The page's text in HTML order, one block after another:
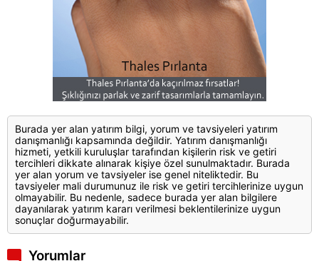
Burada yer alan yatırım bilgi, yorum ve tavsiyeleri yatırım
danışmanlığı kapsamında değildir. Yatırım danışmanlığı
hizmeti, yetkili kuruluşlar tarafından kişilerin risk ve getiri
tercihleri dikkate alınarak kişiye özel sunulmaktadır. Burada
yer alan yorum ve tavsiyeler ise genel niteliktedir. Bu
tavsiyeler mali durumunuz ile risk ve getiri tercihlerinize uygun
olmayabilir. Bu nedenle, sadece burada yer alan bilgilere
dayanılarak yatırım kararı verilmesi beklentilerinize uygun
sonuçlar doğurmayabilir.
Yorumlar